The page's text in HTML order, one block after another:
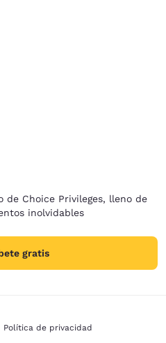
Choice Privileges, lleno de
inolvidables
gratis
Política de privacidad